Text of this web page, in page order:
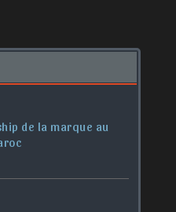
de la marque au